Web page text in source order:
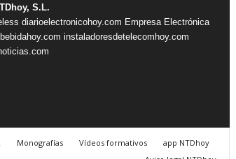
S.L.
diarioelectronicohoy.com Empresa Electrónica
instaladoresdetelecomhoy.com
Monografías Vídeos formativos
app NTDhoy